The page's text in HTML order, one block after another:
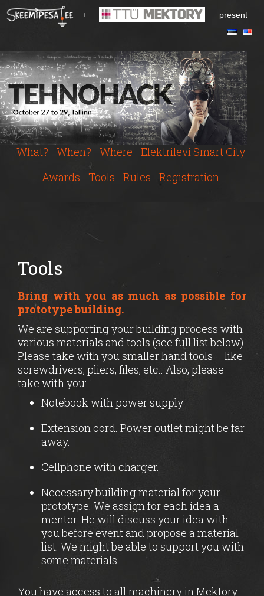
t
o
m
a
i
n
c
+ present
What? When? Where
Elektrilevi Smart City
Awards
Tools Rules Registration
Tools
Bring with you as much as possible for
prototype building.
We are supporting your building process with
various materials and tools (see full list below).
Please take with you smaller hand tools – like
screwdrivers, pliers, files, etc.. Also, please
take with you:
Notebook with power supply
Extension cord. Power outlet might be far
away.
Cellphone with charger.
Necessary building material for your
prototype. We assign for each idea a
mentor. He will discuss your idea with
you before event and propose a material
list. We might be able to support you with
some materials.
You have access to all machinery in Mektory